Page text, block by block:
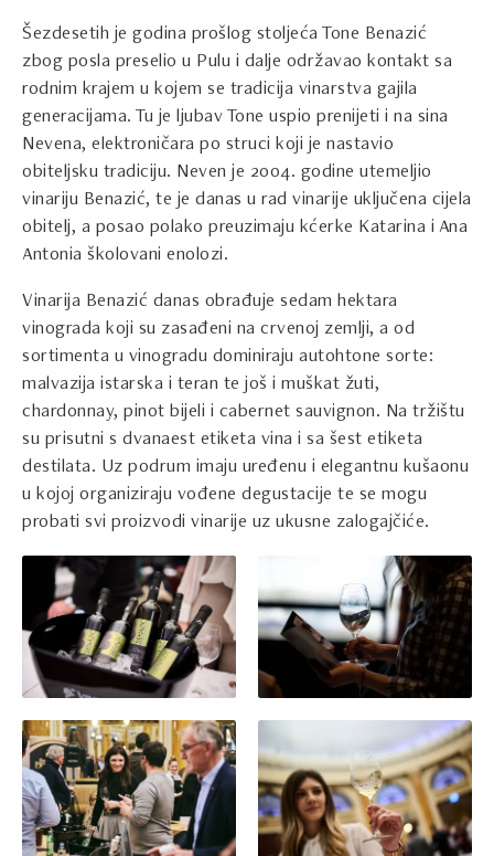
Šezdesetih je godina prošlog stoljeća Tone Benazić
zbog posla preselio u Pulu i dalje održavao kontakt sa
rodnim krajem u kojem se tradicija vinarstva gajila
generacijama. Tu je ljubav Tone uspio prenijeti i na sina
Nevena, elektroničara po struci koji je nastavio
obiteljsku tradiciju. Neven je 2004. godine utemeljio
vinariju Benazić, te je danas u rad vinarije uključena cijela
obitelj, a posao polako preuzimaju kćerke Katarina i Ana
Antonia školovani enolozi.
Vinarija Benazić danas obrađuje sedam hektara
vinograda koji su zasađeni na crvenoj zemlji, a od
sortimenta u vinogradu dominiraju autohtone sorte:
malvazija istarska i teran te još i muškat žuti,
chardonnay, pinot bijeli i cabernet sauvignon. Na tržištu
su prisutni s dvanaest etiketa vina i sa šest etiketa
destilata. Uz podrum imaju uređenu i elegantnu kušaonu
u kojoj organiziraju vođene degustacije te se mogu
probati svi proizvodi vinarije uz ukusne zalogajčiće.